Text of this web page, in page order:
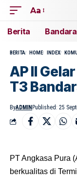
Aa
Berita Bandara
BERITA HOME INDEX
AP II
T3
ByADMIN Published: 25
PT Angkasa Pura
berkualitas di